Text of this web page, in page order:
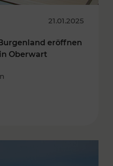
21.01.2025
eröffnen
Oberwart